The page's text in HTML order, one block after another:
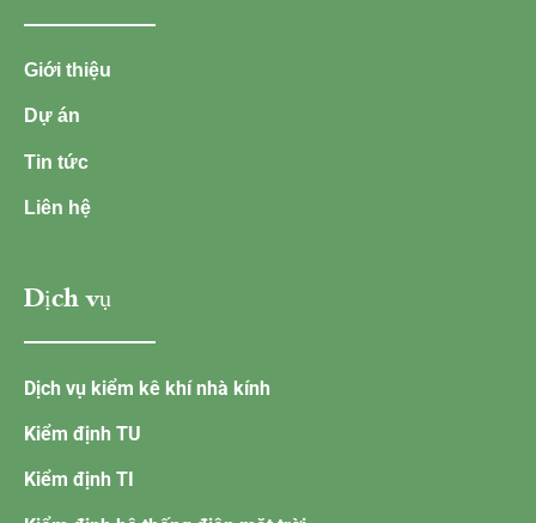
Giới thiệu
Dự án
Tin tức
Liên hệ
Dịch vụ
Dịch vụ kiểm kê khí nhà kính
Kiểm định TU
Kiểm định TI